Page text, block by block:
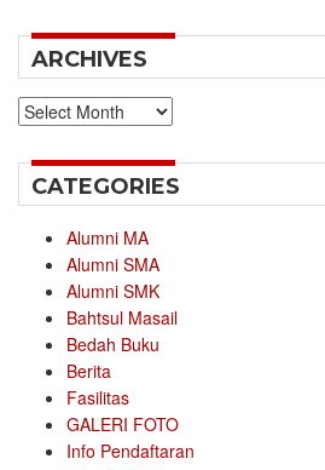
ARCHIVES
Archives
CATEGORIES
Alumni MA
Alumni SMA
Alumni SMK
Bahtsul Masail
Bedah Buku
Berita
Fasilitas
GALERI FOTO
Info Pendaftaran